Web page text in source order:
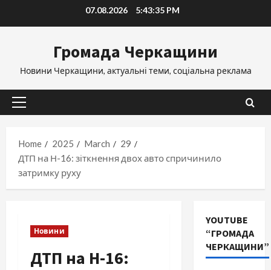
07.08.2026 5:43:35 PM
Громада Черкащини
Новини Черкащини, актуальні теми, соціальна реклама
Primary
Home
2025 March
29
ДТП на Н-16: зіткнення двох авто спричинило
затримку руху
Новини
ДТП на Н-16:
YOUTUBE
“ГРОМАДА
ЧЕРКАЩИНИ”